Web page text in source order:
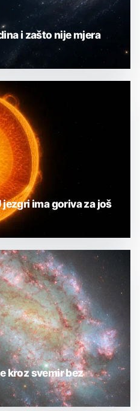
i zašto nije mjera
ima goriva za još
kroz svemir bez